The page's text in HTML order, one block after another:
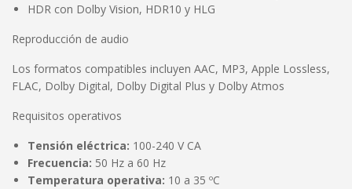
HDR con Dolby Vision, HDR10 y HLG
Reproducción de audio
Los formatos compatibles incluyen AAC, MP3, Apple Lossless,
FLAC, Dolby Digital, Dolby Digital Plus y Dolby Atmos
Requisitos operativos
Tensión eléctrica: 100-240 V CA
Frecuencia: 50 Hz a 60 Hz
Temperatura operativa: 10 a 35 ºC